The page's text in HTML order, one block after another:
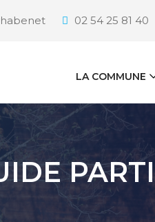
02 54 25 81 40
LA COMMUNE